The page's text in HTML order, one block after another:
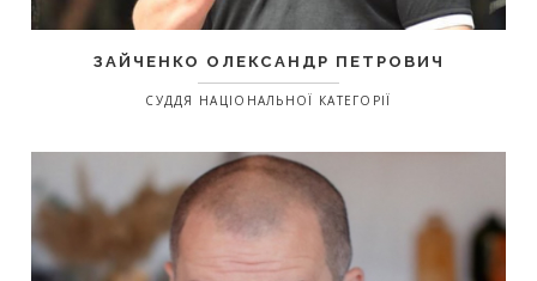
ЗАЙЧЕНКО ОЛЕКСАНДР ПЕТРОВИЧ
СУДДЯ НАЦІОНАЛЬНОЇ КАТЕГОРІЇ